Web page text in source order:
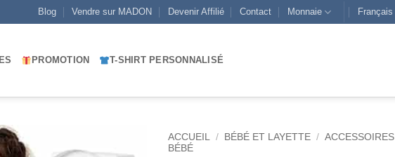
Blog Vendre sur MADON Devenir Affilié Contact Monnaie Français
PROMOTION T-SHIRT PERSONNALISÉ
ACCUEIL / BÉBÉ ET LAYETTE / ACCESSOIRES
BÉBÉ